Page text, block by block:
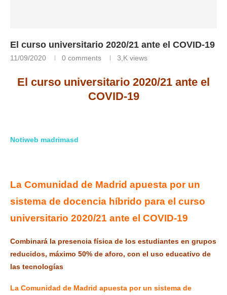
El curso universitario 2020/21 ante el COVID-19
11/09/2020 0 comments 3,K views
El curso universitario 2020/21 ante el
COVID-19
Notiweb madrimasd
La Comunidad de Madrid apuesta por un
sistema de docencia híbrido para el curso
universitario 2020/21 ante el COVID-19
Combinará la presencia física de los estudiantes en grupos
reducidos, máximo 50% de aforo, con el uso educativo de
las tecnologías
La Comunidad de Madrid apuesta por un sistema de